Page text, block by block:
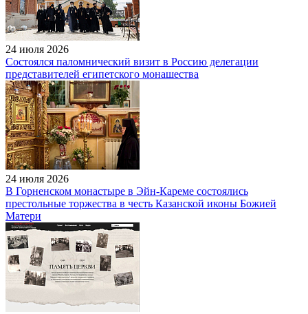
24 июля 2026
Состоялся паломнический визит в Россию делегации
представителей египетского монашества
24 июля 2026
В Горненском монастыре в Эйн-Кареме состоялись
престольные торжества в честь Казанской иконы Божией
Матери